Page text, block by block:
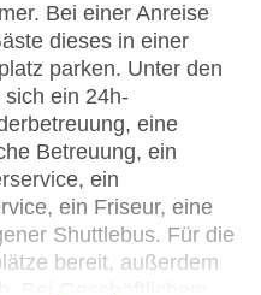
Bei einer Anreise
dieses in einer
parken. Unter den
ein 24h-
eine
Betreuung, ein
ein
ein Friseur, eine
Shuttlebus. Für die
bereit, außerdem